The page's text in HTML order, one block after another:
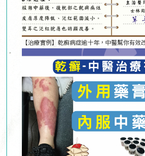
【治療實例】乾癬病症逾十年，中醫幫你有效